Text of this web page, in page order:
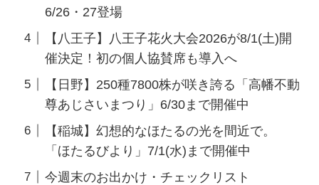
6/26・27登場
【八王子】八王子花火大会2026が8/1(土)開
催決定！初の個人協賛席も導入へ
【日野】250種7800株が咲き誇る「高幡不動
尊あじさいまつり」6/30まで開催中
【稲城】幻想的なほたるの光を間近で。
「ほたるびより」7/1(水)まで開催中
今週末のお出かけ・チェックリスト